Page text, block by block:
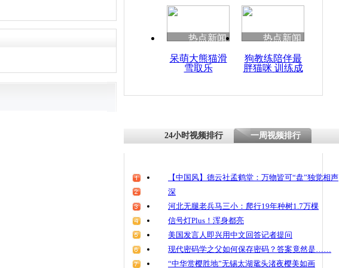
清明祭英烈 哀思悼忠
小偷饿着肚子偷东西
热点新闻
呆萌大熊猫滑
雪取乐
热点新闻
狗教练陪伴最
胖猫咪 训练成
24小时视频排行 一周视频排行
【中国风】德云社孟鹤堂：万物皆可“盘”独觉相声
深
河北无腿老兵马三小：爬行19年种树1.7万棵
信号灯Plus！浑身都亮
美国发言人即兴用中文回答记者提问
现代密码学之父如何保存密码？答案竟然是……
“中华赏樱胜地”无锡太湖鼋头渚夜樱美如画